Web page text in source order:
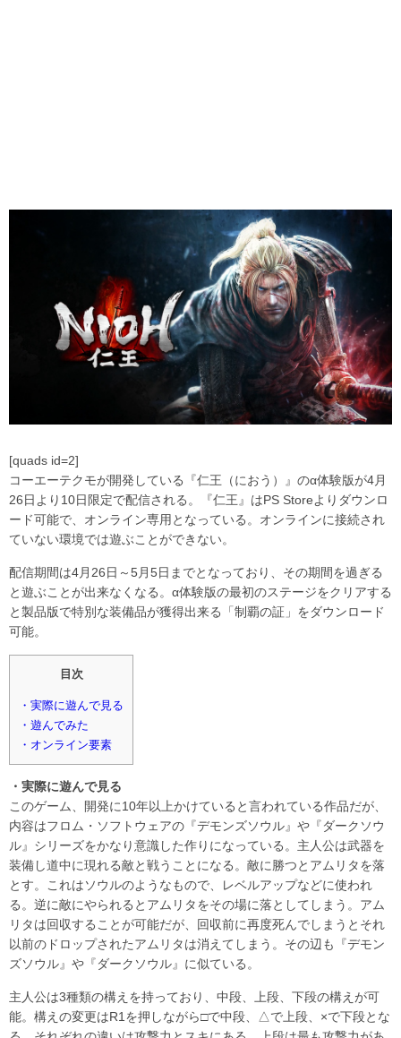
[quads id=2]
コーエーテクモが開発している『仁王（におう）』のα体験版が4月
26日より10日限定で配信される。『仁王』はPS Storeよりダウンロ
ード可能で、オンライン専用となっている。オンラインに接続され
ていない環境では遊ぶことができない。
配信期間は4月26日～5月5日までとなっており、その期間を過ぎる
と遊ぶことが出来なくなる。α体験版の最初のステージをクリアする
と製品版で特別な装備品が獲得出来る「制覇の証」をダウンロード
可能。
目次
・実際に遊んで見る
・遊んでみた
・オンライン要素
・実際に遊んで見る
このゲーム、開発に10年以上かけていると言われている作品だが、
内容はフロム・ソフトウェアの『デモンズソウル』や『ダークソウ
ル』シリーズをかなり意識した作りになっている。主人公は武器を
装備し道中に現れる敵と戦うことになる。敵に勝つとアムリタを落
とす。これはソウルのようなもので、レベルアップなどに使われ
る。逆に敵にやられるとアムリタをその場に落としてしまう。アム
リタは回収することが可能だが、回収前に再度死んでしまうとそれ
以前のドロップされたアムリタは消えてしまう。その辺も『デモン
ズソウル』や『ダークソウル』に似ている。
主人公は3種類の構えを持っており、中段、上段、下段の構えが可
能。構えの変更はR1を押しながら□で中段、△で上段、×で下段とな